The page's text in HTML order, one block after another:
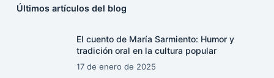
Últimos artículos del blog
El cuento de María Sarmiento: Humor y
tradición oral en la cultura popular
17 de enero de 2025